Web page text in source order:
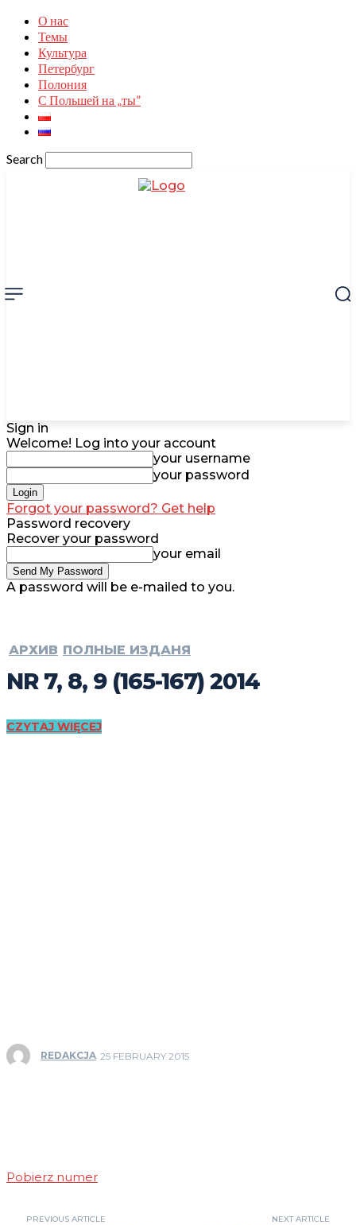
О нас
Темы
Культура
Петербург
Полония
С Польшей на „ты”
Search
Sign in
Welcome! Log into your account
your username
your password
Forgot your password? Get help
Password recovery
Recover your password
your email
A password will be e-mailed to you.
АРХИВ ПОЛНЫЕ ИЗДАНЯ
NR 7, 8, 9 (165-167) 2014
CZYTAJ WIĘCEJ
REDAKCJA 25 FEBRUARY 2015
Pobierz numer
PREVIOUS ARTICLE NEXT ARTICLE